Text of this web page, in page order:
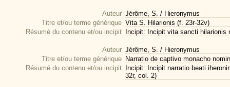
Auteur Jérôme, S. / Hieronymus
Titre et/ou terme générique Vita S. Hilarionis (f. 23r-32v)
Résumé du contenu et/ou incipit
Incipit: Incipit vita sancti hilarionis
Auteur Jérôme, S. / Hieronymus
Titre et/ou terme générique Narratio de captivo monacho
Résumé du contenu et/ou incipit
Incipit: Incipit narratio beati
32r, col. 2)